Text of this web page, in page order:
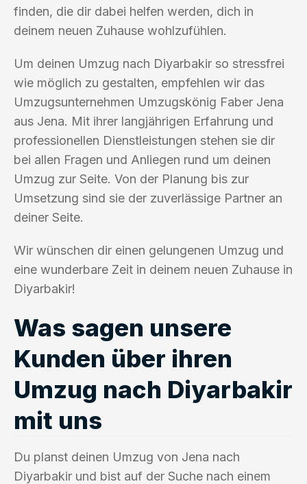
finden, die dir dabei helfen werden, dich in
deinem neuen Zuhause wohlzufühlen.
Um deinen Umzug nach Diyarbakir so stressfrei
wie möglich zu gestalten, empfehlen wir das
Umzugsunternehmen Umzugskönig Faber Jena
aus Jena. Mit ihrer langjährigen Erfahrung und
professionellen Dienstleistungen stehen sie dir
bei allen Fragen und Anliegen rund um deinen
Umzug zur Seite. Von der Planung bis zur
Umsetzung sind sie der zuverlässige Partner an
deiner Seite.
Wir wünschen dir einen gelungenen Umzug und
eine wunderbare Zeit in deinem neuen Zuhause in
Diyarbakir!
Was sagen unsere
Kunden über ihren
Umzug nach Diyarbakir
mit uns
Du planst deinen Umzug von Jena nach
Diyarbakir und bist auf der Suche nach einem